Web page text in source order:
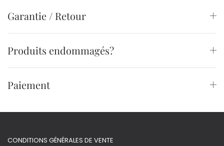
Garantie / Retour
Produits endommagés?
Paiement
CONDITIONS GÉNÉRALES DE VENTE